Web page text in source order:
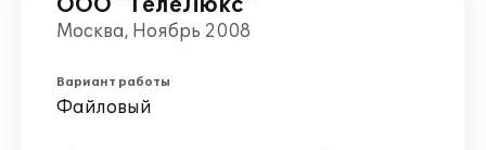
ООО "ТелеЛюкс"
Москва, Ноябрь 2008
Вариант работы
Файловый